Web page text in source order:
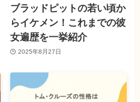
ブラッドピットの若い頃か
らイケメン！これまでの彼
女遍歴を一挙紹介
2025年8月27日